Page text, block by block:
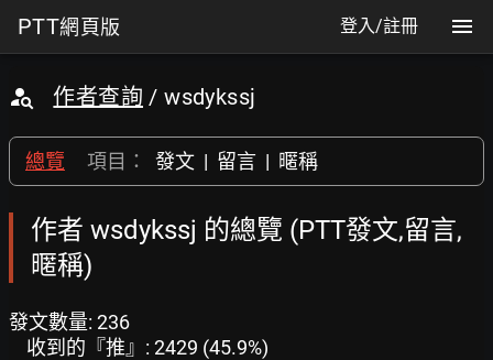
PTT網頁版 登入/註冊
作者查詢 / wsdykssj
總覽 項目： 發文 | 留言 | 暱稱
作者 wsdykssj 的總覽 (PTT發文,留言,
暱稱)
發文數量: 236
收到的『推』: 2429 (45.9%)